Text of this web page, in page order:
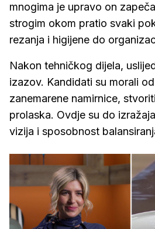
mnogima je upravo on
strogim okom pratio svaki
rezanja i higijene do
Nakon tehničkog dijela,
izazov. Kandidati su morali
zanemarene namirnice,
prolaska. Ovdje su do
vizija i sposobnost